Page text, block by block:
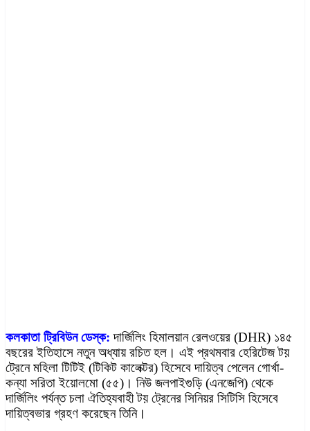
কলকাতা ট্রিবিউন ডেস্ক: দার্জিলিং হিমালয়ান রেলওয়ের (DHR) ১৪৫
বছরের ইতিহাসে নতুন অধ্যায় রচিত হল। এই প্রথমবার হেরিটেজ টয়
ট্রেনে মহিলা টিটিই (টিকিট কালেক্টর) হিসেবে দায়িত্ব পেলেন গোর্খা-
কন্যা সরিতা ইয়োলমো (৫৫)। নিউ জলপাইগুড়ি (এনজেপি) থেকে
দার্জিলিং পর্যন্ত চলা ঐতিহ্যবাহী টয় ট্রেনের সিনিয়র সিটিসি হিসেবে
দায়িত্বভার গ্রহণ করেছেন তিনি।